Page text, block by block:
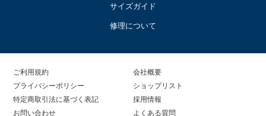
サイズガイド
修理について
ご利用規約
プライバシーポリシー
特定商取引法に基づく表記
お問い合わせ
会社概要
ショップリスト
採用情報
よくある質問